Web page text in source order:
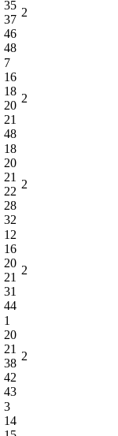
35
37
46
48
2
7
16
18
20
21
48
2
18
20
21
22
28
32
2
12
16
20
21
31
44
2
1
20
21
38
42
43
2
3
14